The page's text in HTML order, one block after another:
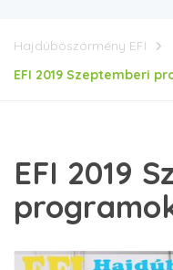
Hajdúböszörmény EFI
EFI 2019 Szeptemberi
EFI 2019